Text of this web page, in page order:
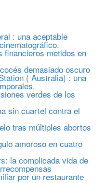
: una aceptable
financieros metidos en
demasiado oscuro
( Australia) : una
verdes de los
sin cuartel contra el
tras múltiples abortos
amoroso en cuatro
la complicada vida de
por un restaurante